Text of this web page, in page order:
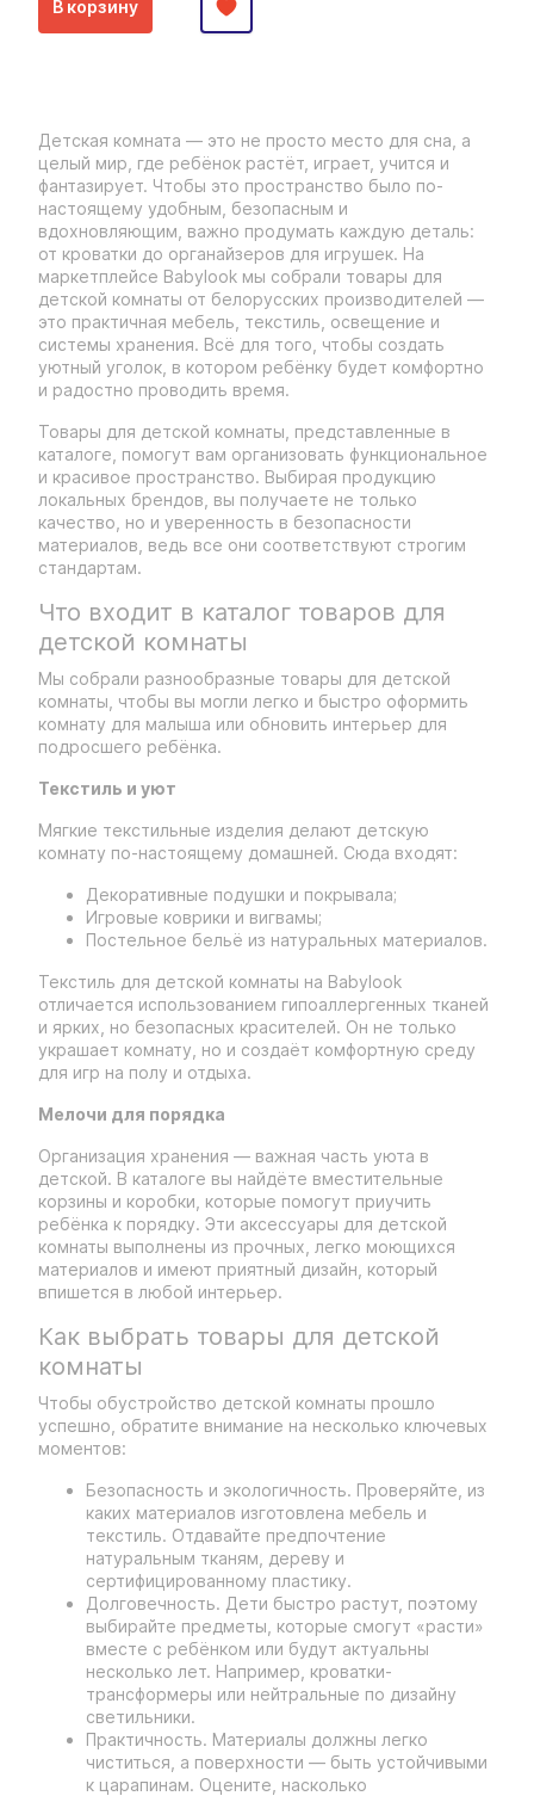
В корзину
Детская комната — это не просто место для сна, а
целый мир, где ребёнок растёт, играет, учится и
фантазирует. Чтобы это пространство было по-
настоящему удобным, безопасным и
вдохновляющим, важно продумать каждую деталь:
от кроватки до органайзеров для игрушек. На
маркетплейсе Babylook мы собрали товары для
детской комнаты от белорусских производителей —
это практичная мебель, текстиль, освещение и
системы хранения. Всё для того, чтобы создать
уютный уголок, в котором ребёнку будет комфортно
и радостно проводить время.
Товары для детской комнаты, представленные в
каталоге, помогут вам организовать функциональное
и красивое пространство. Выбирая продукцию
локальных брендов, вы получаете не только
качество, но и уверенность в безопасности
материалов, ведь все они соответствуют строгим
стандартам.
Что входит в каталог товаров для
детской комнаты
Мы собрали разнообразные товары для детской
комнаты, чтобы вы могли легко и быстро оформить
комнату для малыша или обновить интерьер для
подросшего ребёнка.
Текстиль и уют
Мягкие текстильные изделия делают детскую
комнату по-настоящему домашней. Сюда входят:
Декоративные подушки и покрывала;
Игровые коврики и вигвамы;
Постельное бельё из натуральных материалов.
Текстиль для детской комнаты на Babylook
отличается использованием гипоаллергенных тканей
и ярких, но безопасных красителей. Он не только
украшает комнату, но и создаёт комфортную среду
для игр на полу и отдыха.
Мелочи для порядка
Организация хранения — важная часть уюта в
детской. В каталоге вы найдёте вместительные
корзины и коробки, которые помогут приучить
ребёнка к порядку. Эти аксессуары для детской
комнаты выполнены из прочных, легко моющихся
материалов и имеют приятный дизайн, который
впишется в любой интерьер.
Как выбрать товары для детской
комнаты
Чтобы обустройство детской комнаты прошло
успешно, обратите внимание на несколько ключевых
моментов:
Безопасность и экологичность. Проверяйте, из
каких материалов изготовлена мебель и
текстиль. Отдавайте предпочтение
натуральным тканям, дереву и
сертифицированному пластику.
Долговечность. Дети быстро растут, поэтому
выбирайте предметы, которые смогут «расти»
вместе с ребёнком или будут актуальны
несколько лет. Например, кроватки-
трансформеры или нейтральные по дизайну
светильники.
Практичность. Материалы должны легко
чиститься, а поверхности — быть устойчивыми
к царапинам. Оцените, насколько